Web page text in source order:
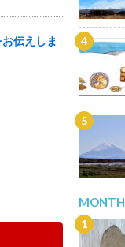
伝えしま